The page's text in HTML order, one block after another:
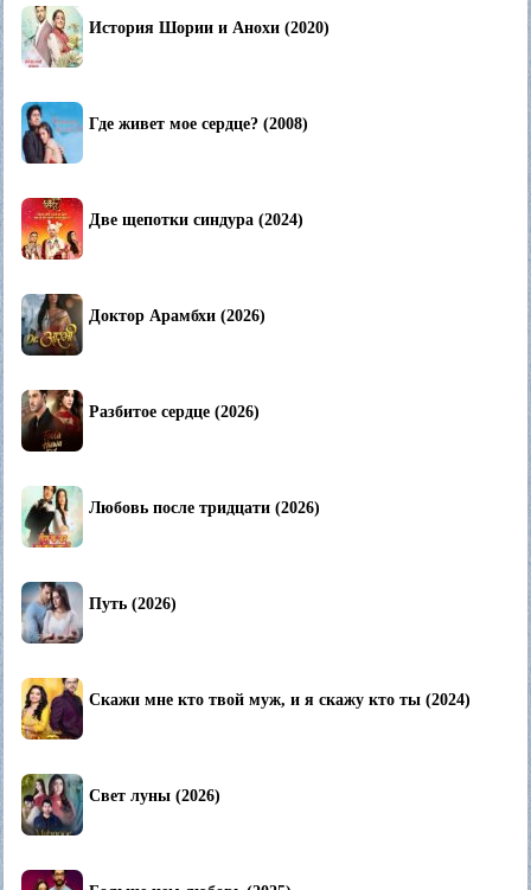
История Шории и Анохи (2020)
Где живет мое сердце? (2008)
Две щепотки синдура (2024)
Доктор Арамбхи (2026)
Разбитое сердце (2026)
Любовь после тридцати (2026)
Путь (2026)
Скажи мне кто твой муж, и я скажу кто ты (2024)
Свет луны (2026)